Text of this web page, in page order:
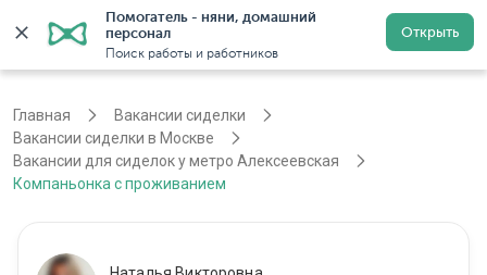
Помогатель - няни, домашний
персонал
Поиск работы и работников
Открыть
Регистрация
Главная
Вакансии сиделки
Вакансии сиделки в Москве
Вакансии для сиделок у метро Алексеевская
Компаньонка с проживанием